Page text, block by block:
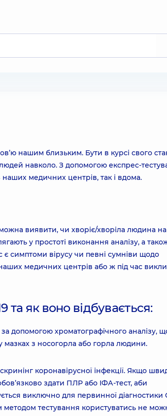
нашим близьким. Бути в курсі свого
навколо. З допомогою експрес-
медичних центрів, так і вдома.
виявити, чи хворіє/хворіла людина на
у простоті виконання аналізу, а
є симптоми вірусу чи певні сумніви щодо
медичних центрів або ж під час
та як воно відбувається:
допомогою хроматографічного аналізу,
мазках з носогорла або горла людини.
коронавірусної інфекції. Якщо
здати ПЛР або ІФА-тест, аби
виключно для первинної діагностики
тестування користуватись не